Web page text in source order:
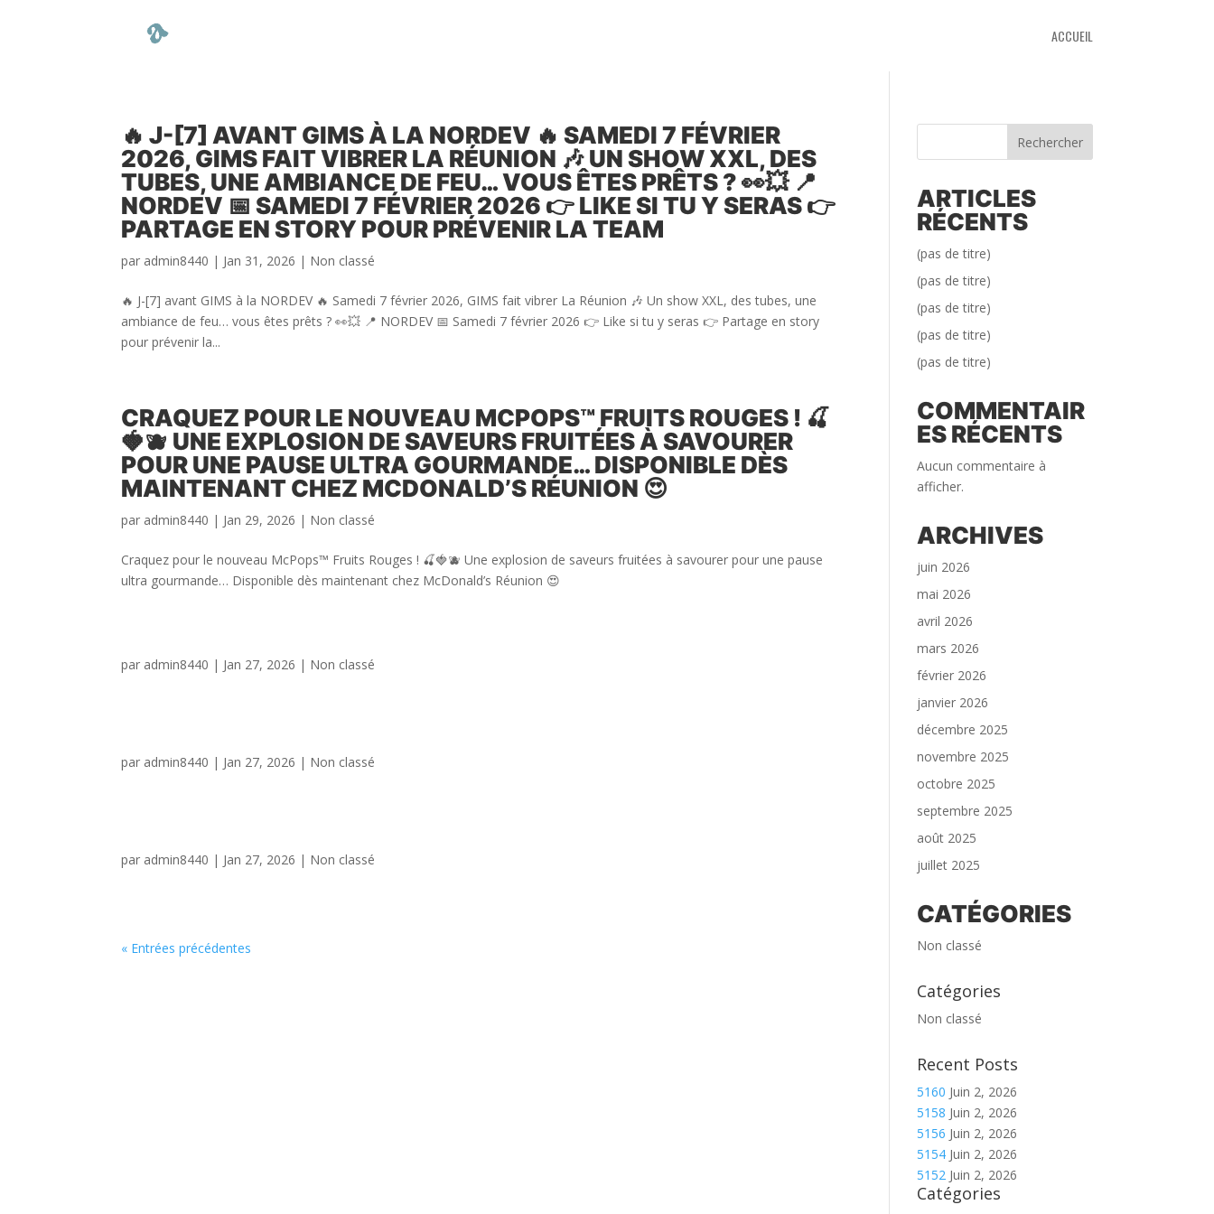
ACCUEIL
🔥 J-[7] AVANT GIMS À LA NORDEV 🔥 SAMEDI 7 FÉVRIER
2026, GIMS FAIT VIBRER LA RÉUNION 🎶 UN SHOW XXL, DES
TUBES, UNE AMBIANCE DE FEU… VOUS ÊTES PRÊTS ? 👀💥 📍
NORDEV 📅 SAMEDI 7 FÉVRIER 2026 👉 LIKE SI TU Y SERAS 👉
PARTAGE EN STORY POUR PRÉVENIR LA TEAM
par admin8440 | Jan 31, 2026 | Non classé
🔥 J-[7] avant GIMS à la NORDEV 🔥 Samedi 7 février 2026, GIMS fait vibrer La Réunion 🎶 Un show XXL, des tubes, une
ambiance de feu… vous êtes prêts ? 👀💥 📍 NORDEV 📅 Samedi 7 février 2026 👉 Like si tu y seras 👉 Partage en story
pour prévenir la...
CRAQUEZ POUR LE NOUVEAU MCPOPS™ FRUITS ROUGES ! 🍒
🍓🫐 UNE EXPLOSION DE SAVEURS FRUITÉES À SAVOURER
POUR UNE PAUSE ULTRA GOURMANDE… DISPONIBLE DÈS
MAINTENANT CHEZ MCDONALD’S RÉUNION 😍
par admin8440 | Jan 29, 2026 | Non classé
Craquez pour le nouveau McPops™ Fruits Rouges ! 🍒🍓🫐 Une explosion de saveurs fruitées à savourer pour une pause
ultra gourmande… Disponible dès maintenant chez McDonald’s Réunion 😍
par admin8440 | Jan 27, 2026 | Non classé
par admin8440 | Jan 27, 2026 | Non classé
par admin8440 | Jan 27, 2026 | Non classé
« Entrées précédentes
Rechercher
ARTICLES
RÉCENTS
(pas de titre)
(pas de titre)
(pas de titre)
(pas de titre)
(pas de titre)
COMMENTAIR
ES RÉCENTS
Aucun commentaire à
afficher.
ARCHIVES
juin 2026
mai 2026
avril 2026
mars 2026
février 2026
janvier 2026
décembre 2025
novembre 2025
octobre 2025
septembre 2025
août 2025
juillet 2025
CATÉGORIES
Non classé
Catégories
Non classé
Recent Posts
5160 Juin 2, 2026
5158 Juin 2, 2026
5156 Juin 2, 2026
5154 Juin 2, 2026
5152 Juin 2, 2026
Catégories